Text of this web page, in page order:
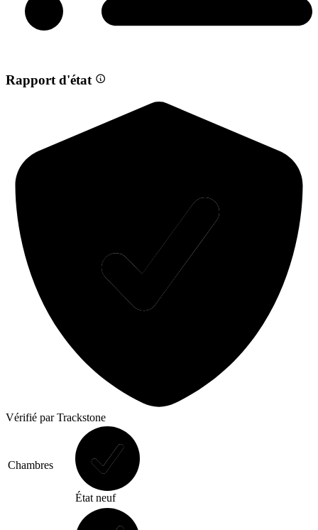
Rapport d'état
Vérifié par Trackstone
Chambres
État neuf